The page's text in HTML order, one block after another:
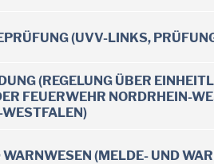
(UVV-LINKS,
DER FEUERWEHREN, DES
FEUERWEHR NORDRHEIN-
(MELDE- UND